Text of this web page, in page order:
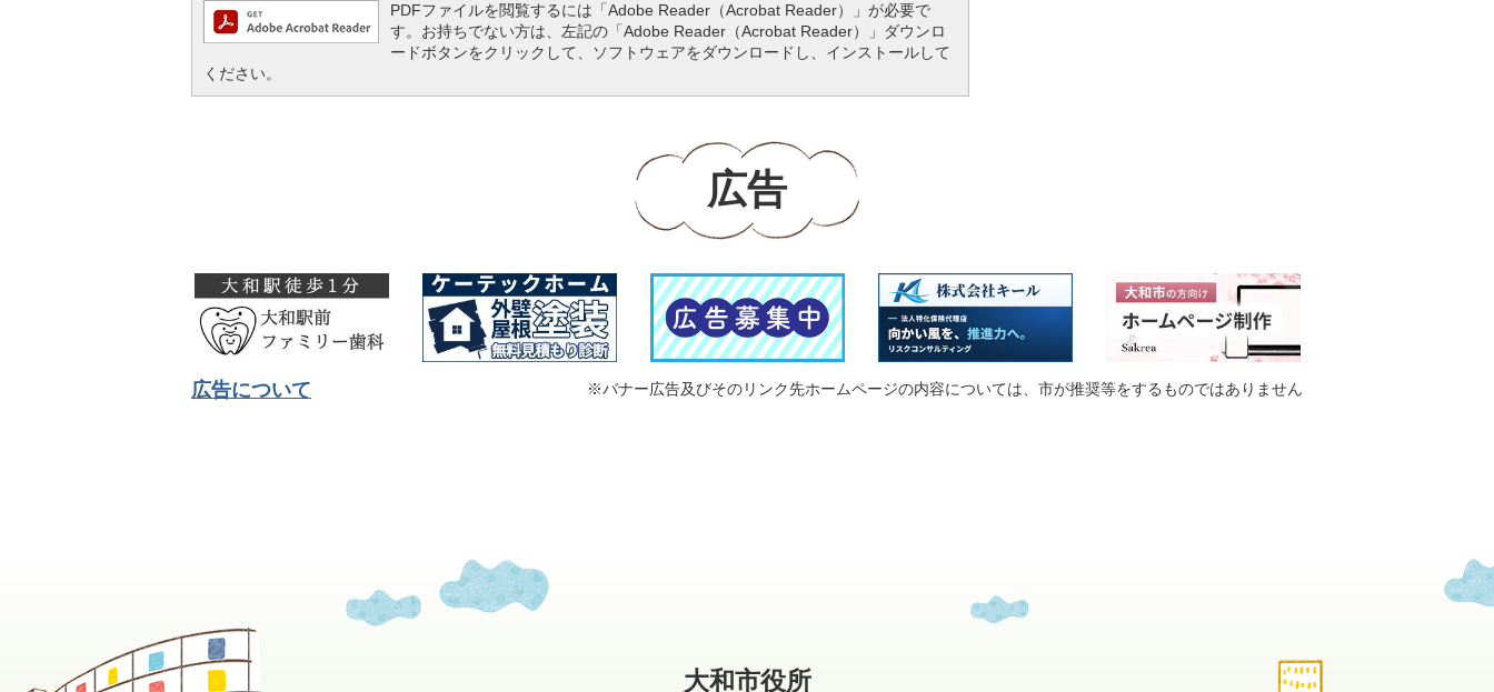
PDFファイルを閲覧するには「Adobe Reader（Acrobat Reader）」が必要で
す。お持ちでない方は、左記の「Adobe Reader（Acrobat Reader）」ダウンロ
ードボタンをクリックして、ソフトウェアをダウンロードし、インストールして
ください。
広告
広告について ※バナー広告及びそのリンク先ホームページの内容については、市が推奨等をするものではありません
大和市役所